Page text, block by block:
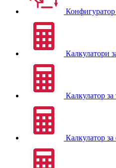
Калкулатори
Калкулатор
Калкулатор